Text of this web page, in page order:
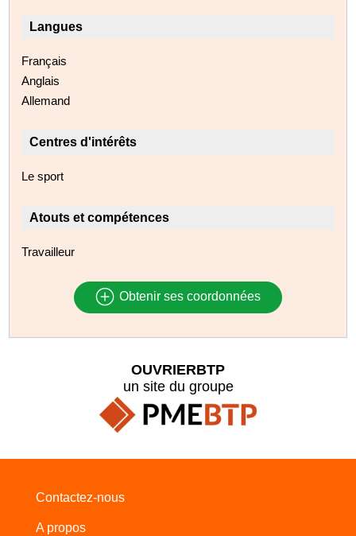
Langues
Français
Anglais
Allemand
Centres d'intérêts
Le sport
Atouts et compétences
Travailleur
Obtenir ses coordonnées
OUVRIERBTP
un site du groupe
Contactez-nous
A propos